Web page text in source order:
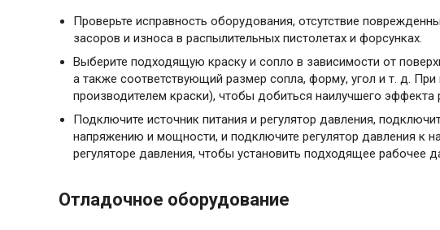
Проверьте исправность оборудования, отсутствие
засоров и износа в распылительных пистолетах и ​​форсунках.
Выберите подходящую краску и сопло в зависимости от
а также соответствующий размер сопла, форму, угол и т. д.
производителем краски), чтобы добиться наилучшего эффекта
Подключите источник питания и регулятор давления,
напряжению и мощности, и подключите регулятор давления к
регуляторе давления, чтобы установить подходящее рабочее
Отладочное оборудование